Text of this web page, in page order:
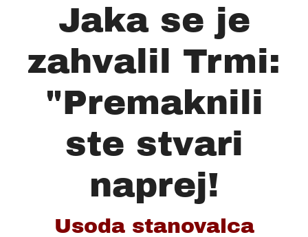
Jaka se je
zahvalil Trmi:
"Premaknili
ste stvari
naprej!
Usoda stanovalca